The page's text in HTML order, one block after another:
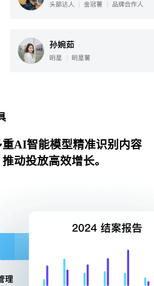
AI智能模型精准识别内容
动投放高效增长。